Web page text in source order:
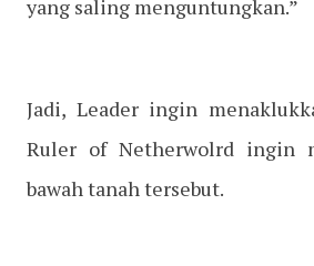
yang saling menguntungkan.”
Jadi, Leader ingin
Ruler of Netherwolrd ingin
bawah tanah tersebut.